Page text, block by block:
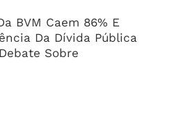
BVM Caem 86% E
Da Dívida Pública
Sobre